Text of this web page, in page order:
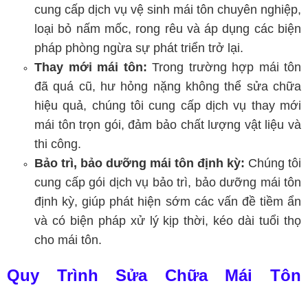
cung cấp dịch vụ vệ sinh mái tôn chuyên nghiệp,
loại bỏ nấm mốc, rong rêu và áp dụng các biện
pháp phòng ngừa sự phát triển trở lại.
Thay mới mái tôn: Trong trường hợp mái tôn
đã quá cũ, hư hỏng nặng không thể sửa chữa
hiệu quả, chúng tôi cung cấp dịch vụ thay mới
mái tôn trọn gói, đảm bảo chất lượng vật liệu và
thi công.
Bảo trì, bảo dưỡng mái tôn định kỳ: Chúng tôi
cung cấp gói dịch vụ bảo trì, bảo dưỡng mái tôn
định kỳ, giúp phát hiện sớm các vấn đề tiềm ẩn
và có biện pháp xử lý kịp thời, kéo dài tuổi thọ
cho mái tôn.
Quy Trình Sửa Chữa Mái Tôn